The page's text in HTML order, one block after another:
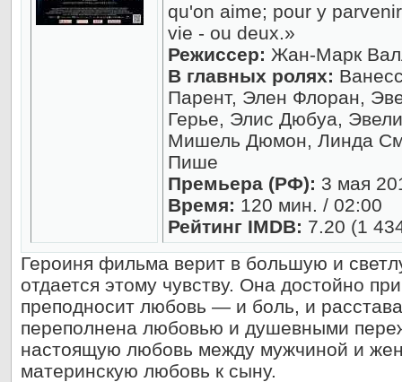
qu'on aime; pour y
vie - ou deux.»
Режиссер: Жан-Марк
В главных ролях:
Парент, Элен Флоран,
Герье, Элис Дюбуа,
Мишель Дюмон, Линда
Пише
Премьера (РФ): 3 мая
Время: 120 мин. / 02:00
Рейтинг IMDB: 7.20 (1
Героиня фильма верит в большую и
отдается этому чувству. Она достойно
преподносит любовь — и боль, и
переполнена любовью и душевными
настоящую любовь между мужчиной и
материнскую любовь к сыну.